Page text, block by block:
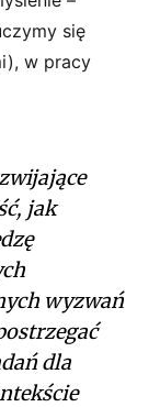
się
w pracy
jak
wyzwań
dla